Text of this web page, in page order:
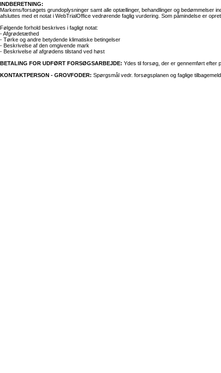
INDBERETNING:
Markens/forsøgets grundoplysninger samt alle optællinger, behandlinger og bedømmelser
afsluttes med et notat i WebTrialOffice vedrørende faglig vurdering. Som påmindelse er
Følgende forhold beskrives i fagligt notat:
- Afgrødetæthed
- Tørke og andre betydende klimatiske betingelser
- Beskrivelse af den omgivende mark
- Beskrivelse af afgrødens tilstand ved høst
BETALING FOR UDFØRT FORSØGSARBEJDE: Ydes til forsøg, der er gennemført efter
KONTAKTPERSON - GROVFODER: Spørgsmål vedr. forsøgsplanen og faglige